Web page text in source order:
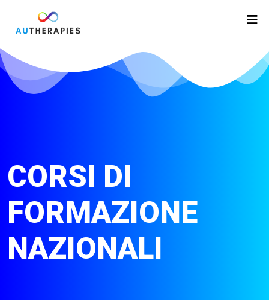
CORSI DI
FORMAZIONE
NAZIONALI